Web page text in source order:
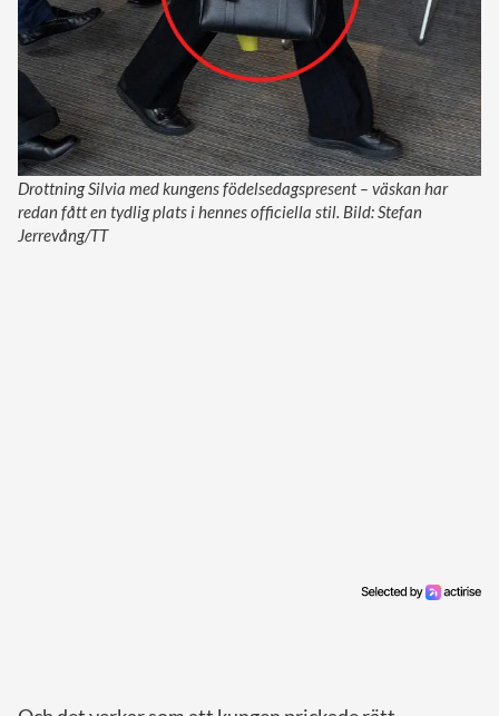
Drottning Silvia med kungens födelsedagspresent – väskan har
redan fått en tydlig plats i hennes officiella stil. Bild: Stefan
Jerrevång/TT